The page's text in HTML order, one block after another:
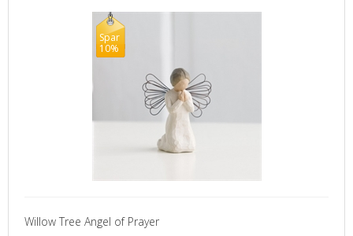
Spar
10%
Willow Tree Angel of Prayer